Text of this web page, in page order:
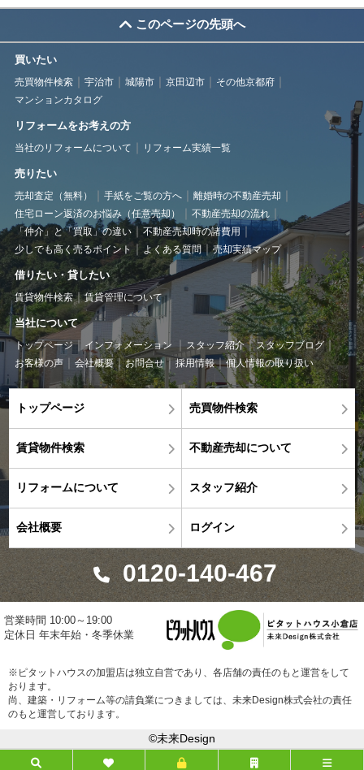
このページの先頭へ
買いたい
売買物件検索 宇治市 城陽市 京田辺市
その他京都府
マンションカタログ
リフォームをお考えの方
当社のリフォームについて リフォーム実績一覧
売りたい
売却査定（無料） 手紙をご覧の方へ
離婚時の不動産売却
住宅ローン返済のお悩み（任意売却）
不動産売却の流れ
「仲介」と「買取」の違い
不動産売却時の諸費用
少しでも高く売るポイント
よくある質問 売却実績マップ
借りたい・貸したい
賃貸物件検索 賃貸管理について
当社について
トップページ インフォメーション スタッフ紹介
スタッフブログ
お客様の声
会社概要 お問合せ 採用情報 個人情報の取り扱い
トップページ 売買物件検索
賃貸物件検索 不動産売却について
リフォームについて スタッフ紹介
会社概要 ログイン
0120-140-467
営業時間 10:00～19:00
定休日 年末年始・冬季休業
※ピタットハウスの加盟店は独立自営であり、各店舗の責任のもと運営をして
おります。
尚、建築・リフォーム等の請負業につきましては、未来Design株式会社の責任
のもと運営しております。
©未来Design